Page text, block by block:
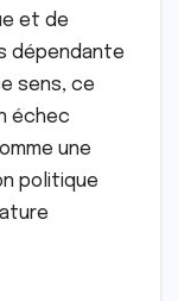
et de
dépendante
sens, ce
échec
une
politique